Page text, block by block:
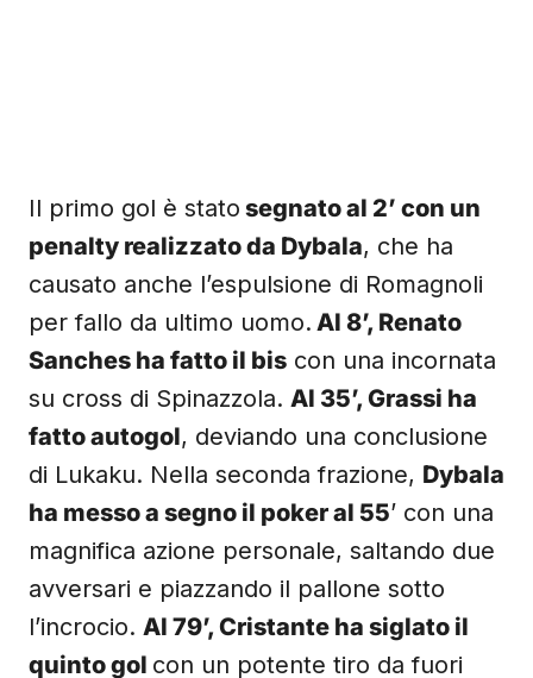
Il primo gol è stato segnato al 2’ con un
penalty realizzato da Dybala, che ha
causato anche l’espulsione di Romagnoli
per fallo da ultimo uomo. Al 8’, Renato
Sanches ha fatto il bis con una incornata
su cross di Spinazzola. Al 35’, Grassi ha
fatto autogol, deviando una conclusione
di Lukaku. Nella seconda frazione, Dybala
ha messo a segno il poker al 55’ con una
magnifica azione personale, saltando due
avversari e piazzando il pallone sotto
l’incrocio. Al 79’, Cristante ha siglato il
quinto gol con un potente tiro da fuori